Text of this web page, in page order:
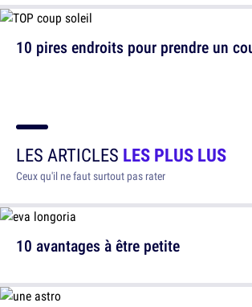
10 pires endroits pour prendre un
LES ARTICLES LES PLUS LUS
Ceux qu'il ne faut surtout pas rater
10 avantages à être petite